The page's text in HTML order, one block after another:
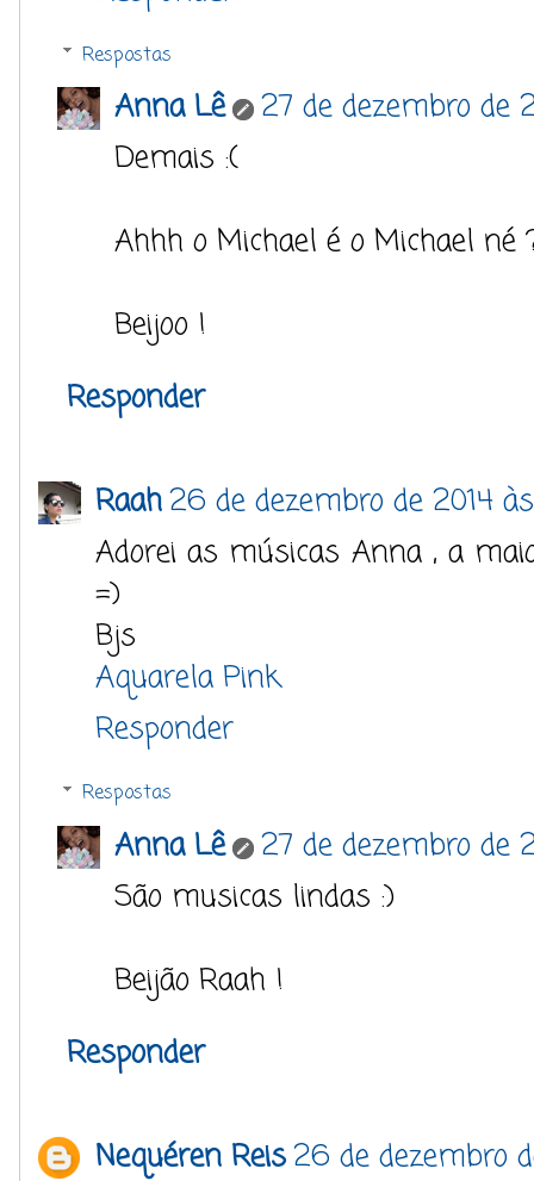
Respostas
Anna Lê
27 de dezembro de
Demais :(
Ahhh o Michael é o Michael né
Beijoo !
Responder
Raah26 de dezembro de 2014
Adorei as músicas Anna , a
=)
Bjs
Aquarela Pink
Responder
Respostas
Anna Lê
27 de dezembro de
São musicas lindas :)
Beijão Raah !
Responder
Nequéren Reis26 de dezembro